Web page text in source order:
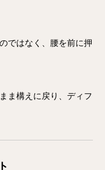
ではなく、腰を前に押
ま構えに戻り、ディフ